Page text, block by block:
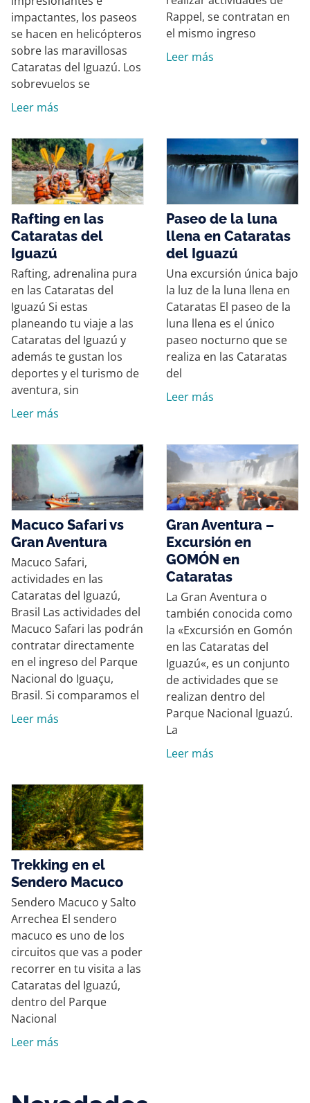
impactantes, los paseos
se hacen en helicópteros
sobre las maravillosas
Cataratas del Iguazú. Los
sobrevuelos se
Leer más
Rappel, se contratan en
el mismo ingreso
Leer más
Rafting en las
Cataratas del
Iguazú
Rafting, adrenalina pura
en las Cataratas del
Iguazú Si estas
planeando tu viaje a las
Cataratas del Iguazú y
además te gustan los
deportes y el turismo de
aventura, sin
Leer más
Paseo de la luna
llena en Cataratas
del Iguazú
Una excursión única bajo
la luz de la luna llena en
Cataratas El paseo de la
luna llena es el único
paseo nocturno que se
realiza en las Cataratas
del
Leer más
Macuco Safari vs
Gran Aventura
Macuco Safari,
actividades en las
Cataratas del Iguazú,
Brasil Las actividades del
Macuco Safari las podrán
contratar directamente
en el ingreso del Parque
Nacional do Iguaçu,
Brasil. Si comparamos el
Leer más
Gran Aventura –
Excursión en
GOMÓN en
Cataratas
La Gran Aventura o
también conocida como
la «Excursión en Gomón
en las Cataratas del
Iguazú«, es un conjunto
de actividades que se
realizan dentro del
Parque Nacional Iguazú.
La
Leer más
Trekking en el
Sendero Macuco
Sendero Macuco y Salto
Arrechea El sendero
macuco es uno de los
circuitos que vas a poder
recorrer en tu visita a las
Cataratas del Iguazú,
dentro del Parque
Nacional
Leer más